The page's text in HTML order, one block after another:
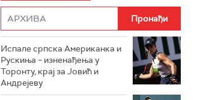
Испале српска Американка и
Рускиња – изненађења у
Торонту, крај за Јовић и
Андрејеву